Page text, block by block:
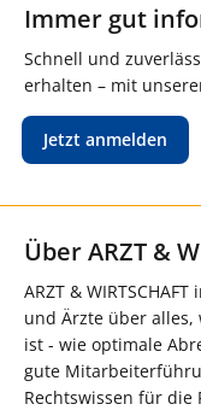
Immer gut
Schnell und
erhalten – mit
Jetzt anmelden
Über ARZT &
ARZT &
und Ärzte über
ist - wie optimale
gute
Rechtswissen für die